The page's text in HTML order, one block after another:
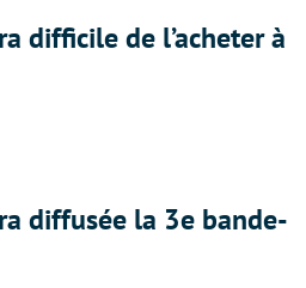
difficile de l’acheter à
diffusée la 3e bande-